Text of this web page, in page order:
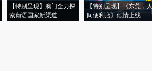
【特别呈现】澳门全力探
索葡语国家新渠道
【特别呈现】《东莞，人
间便利店》倾情上线